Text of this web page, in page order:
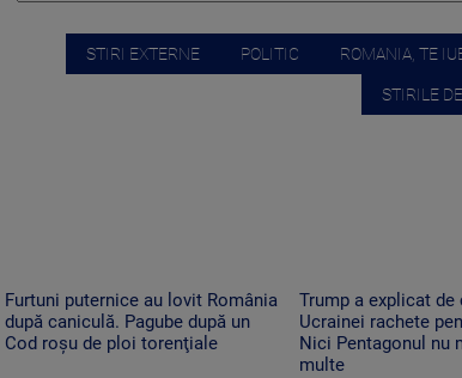
STIRI EXTERNE POLITIC ROMANIA, TE
STIRILE
Furtuni puternice au lovit România
după caniculă. Pagube după un
Cod roşu de ploi torenţiale
Trump a explicat de
Ucrainei rachete
Nici Pentagonul nu
multe